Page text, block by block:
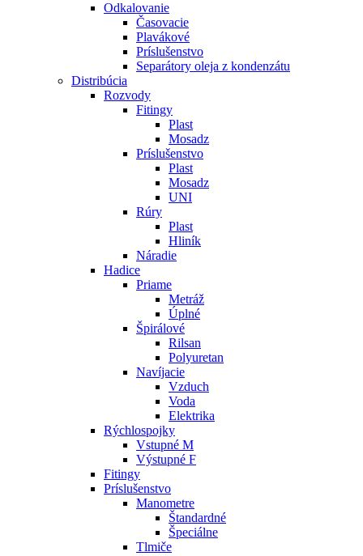
Odkalovanie
Časovacie
Plavákové
Príslušenstvo
Separátory oleja z kondenzátu
Distribúcia
Rozvody
Fitingy
Plast
Mosadz
Príslušenstvo
Plast
Mosadz
UNI
Rúry
Plast
Hliník
Náradie
Hadice
Priame
Metráž
Úplné
Špirálové
Rilsan
Polyuretan
Navíjacie
Vzduch
Voda
Elektrika
Rýchlospojky
Vstupné M
Výstupné F
Fitingy
Príslušenstvo
Manometre
Štandardné
Špeciálne
Tlmiče